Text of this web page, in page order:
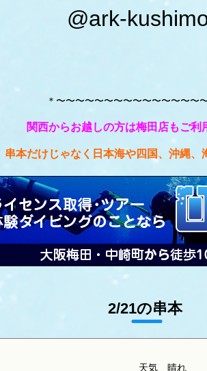
@ark-
＊〜〜〜〜〜〜〜〜〜〜〜〜〜〜〜
関西からお越しの方は梅田店もご利
串本だけじゃなく日本海や四国、沖縄、
2/21の串本
天気 晴れ